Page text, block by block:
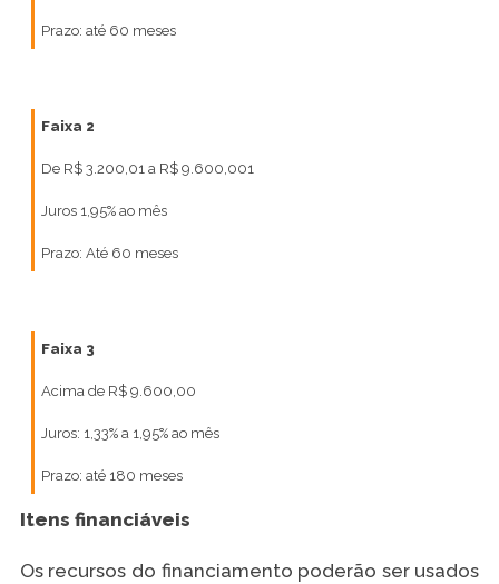
Prazo: até 60 meses
Faixa 2
De R$ 3.200,01 a R$ 9.600,001
Juros 1,95% ao mês
Prazo: Até 60 meses
Faixa 3
Acima de R$ 9.600,00
Juros: 1,33% a 1,95% ao mês
Prazo: até 180 meses
Itens financiáveis
Os recursos do financiamento poderão ser usados